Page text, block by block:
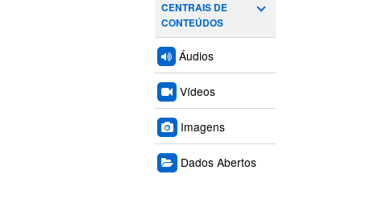
CENTRAIS DE
CONTEÚDOS
Áudios
Vídeos
Imagens
Dados Abertos